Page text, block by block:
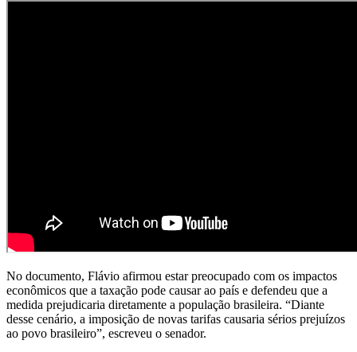
No documento, Flávio afirmou estar preocupado com os impactos
econômicos que a taxação pode causar ao país e defendeu que a
medida prejudicaria diretamente a população brasileira. “Diante
desse cenário, a imposição de novas tarifas causaria sérios prejuízos
ao povo brasileiro”, escreveu o senador.